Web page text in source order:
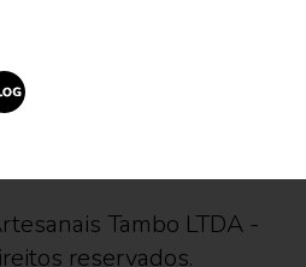
Tambo LTDA -
reservados.